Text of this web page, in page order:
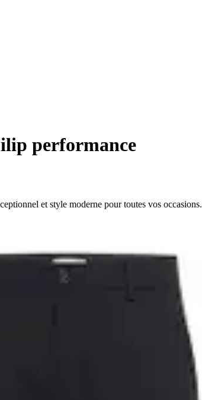
performance
et style moderne pour toutes vos occasions.